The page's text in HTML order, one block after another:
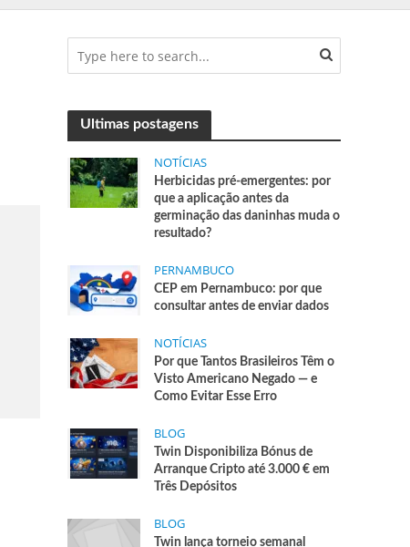
Ultimas postagens
NOTÍCIAS
Herbicidas pré-emergentes: por
que a aplicação antes da
germinação das daninhas muda o
resultado?
PERNAMBUCO
CEP em Pernambuco: por que
consultar antes de enviar dados
NOTÍCIAS
Por que Tantos Brasileiros Têm o
Visto Americano Negado — e
Como Evitar Esse Erro
BLOG
Twin Disponibiliza Bónus de
Arranque Cripto até 3.000 € em
Três Depósitos
BLOG
Twin lança torneio semanal